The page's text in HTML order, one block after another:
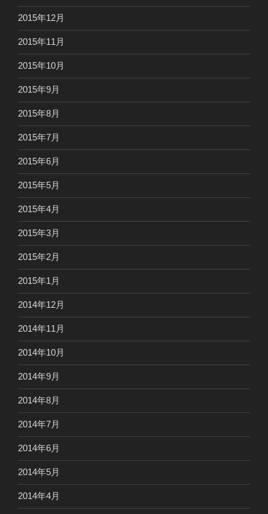
2015年12月
2015年11月
2015年10月
2015年9月
2015年8月
2015年7月
2015年6月
2015年5月
2015年4月
2015年3月
2015年2月
2015年1月
2014年12月
2014年11月
2014年10月
2014年9月
2014年8月
2014年7月
2014年6月
2014年5月
2014年4月